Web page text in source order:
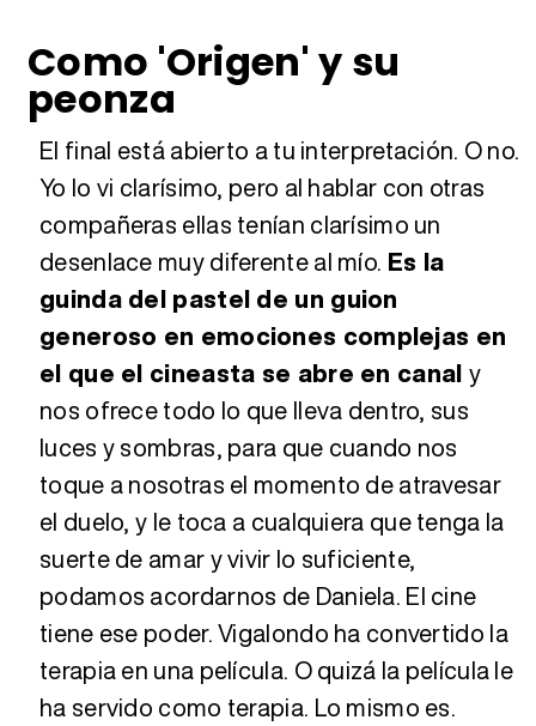
Como 'Origen' y su
peonza
El final está abierto a tu interpretación. O no.
Yo lo vi clarísimo, pero al hablar con otras
compañeras ellas tenían clarísimo un
desenlace muy diferente al mío. Es la
guinda del pastel de un guion
generoso en emociones complejas en
el que el cineasta se abre en canal y
nos ofrece todo lo que lleva dentro, sus
luces y sombras, para que cuando nos
toque a nosotras el momento de atravesar
el duelo, y le toca a cualquiera que tenga la
suerte de amar y vivir lo suficiente,
podamos acordarnos de Daniela. El cine
tiene ese poder. Vigalondo ha convertido la
terapia en una película. O quizá la película le
ha servido como terapia. Lo mismo es.